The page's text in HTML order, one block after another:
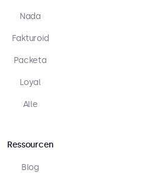
Nada
Fakturoid
Packeta
Loyal
Alle
Ressourcen
Blog